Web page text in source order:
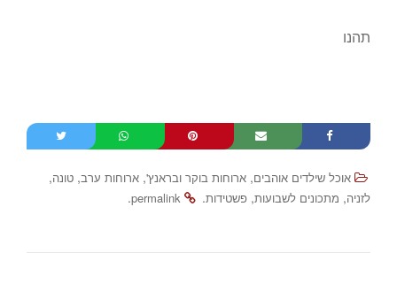
תהנו
אוכל שילדים אוהבים, ארוחות בוקר ובראנץ', ארוחות ערב, טונה,
לזניה, מתכונים לשבועות, פשטידות.
permalink
.